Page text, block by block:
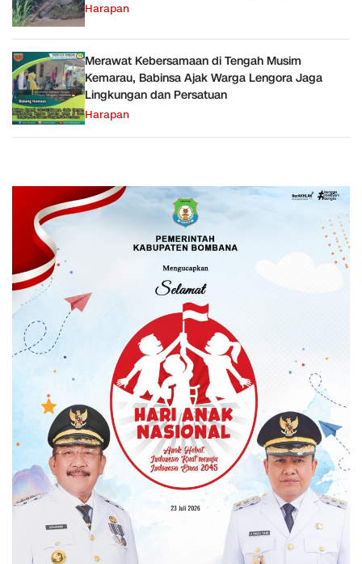
Harapan
Merawat Kebersamaan di Tengah Musim
Kemarau, Babinsa Ajak Warga Lengora Jaga
Lingkungan dan Persatuan
Harapan